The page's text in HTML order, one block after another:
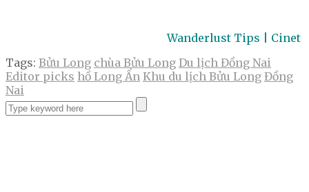
Wanderlust Tips | Cinet
Tags: Bửu Long chùa Bửu Long Du lịch Đồng Nai
Editor picks hồ Long Ẩn Khu du lịch Bửu Long Đồng
Nai